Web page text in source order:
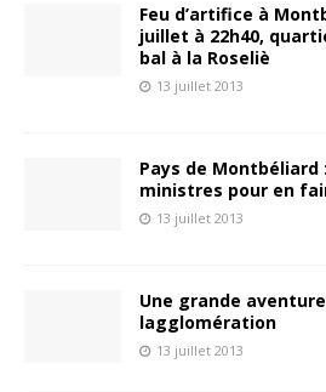
Feu d’artifice à
juillet à 22h40,
bal à la Roseliè
13 juillet 2013
Pays de
ministres pour en
13 juillet 2013
Une grande
lagglomération
13 juillet 2013